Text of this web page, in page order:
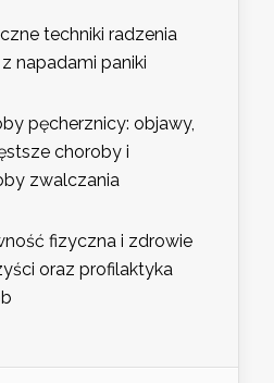
techniki radzenia
napadami paniki
pęcherznicy: objawy,
choroby i
zwalczania
fizyczna i zdrowie
oraz profilaktyka